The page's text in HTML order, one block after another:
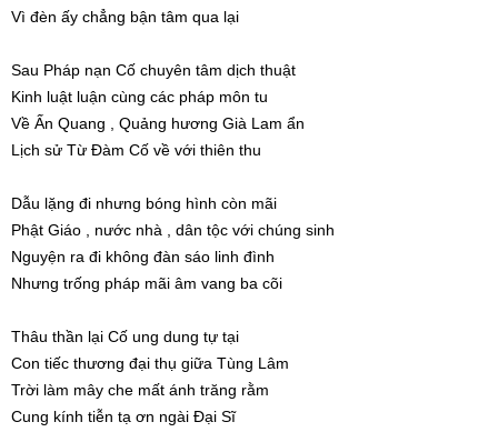
Vì đèn ấy chẳng bận tâm qua lại
Sau Pháp nạn Cố chuyên tâm dịch thuật
Kinh luật luận cùng các pháp môn tu
Về Ấn Quang , Quảng hương Già Lam ẩn
Lịch sử Từ Đàm Cố về với thiên thu
Dẫu lặng đi nhưng bóng hình còn mãi
Phật Giáo , nước nhà , dân tộc với chúng sinh
Nguyện ra đi không đàn sáo linh đình
Nhưng trống pháp mãi âm vang ba cõi
Thâu thần lại Cố ung dung tự tại
Con tiếc thương đại thụ giữa Tùng Lâm
Trời làm mây che mất ánh trăng rằm
Cung kính tiễn tạ ơn ngài Đại Sĩ